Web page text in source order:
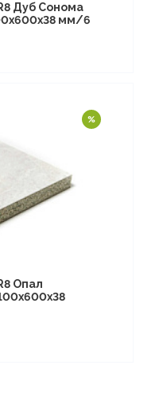
Дуб Сонома
мм/6
Опал